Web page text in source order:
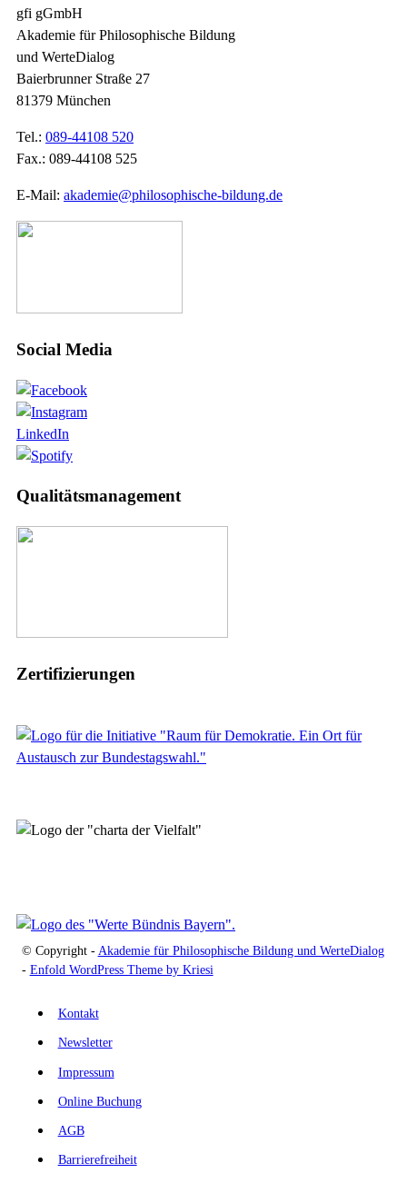
gfi gGmbH
Akademie für Philosophische Bildung
und WerteDialog
Baierbrunner Straße 27
81379 München
Tel.: 089-44108 520
Fax.: 089-44108 525
E-Mail: akademie@philosophische-bildung.de
Social Media
LinkedIn
Qualitätsmanagement
Zertifizierungen
© Copyright - Akademie für Philosophische Bildung und WerteDialog
- Enfold WordPress Theme by Kriesi
Kontakt
Newsletter
Impressum
Online Buchung
AGB
Barrierefreiheit